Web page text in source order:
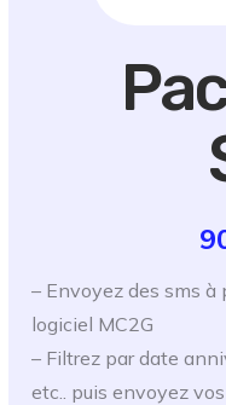
– Envoyez des sms
logiciel MC2G
– Filtrez par date
etc.. puis envoyez